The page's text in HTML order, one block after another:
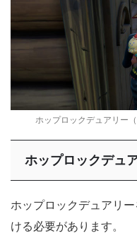
ホップロックデュアリー
ホップロックデュ
ホップロックデュアリ
ける必要があります。